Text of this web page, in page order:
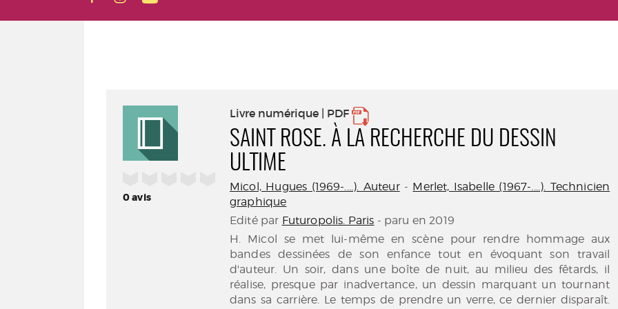
0avis
Livre numérique | PDF
SAINT ROSE. À LA RECHERCHE DU DESSIN
ULTIME
Micol, Hugues (1969-....). Auteur- Merlet, Isabelle (1967-....). Technicien
graphique
Edité par Futuropolis. Paris - paru en 2019
H. Micol se met lui-même en scène pour rendre hommage aux
bandes dessinées de son enfance tout en évoquant son travail
d'auteur. Un soir, dans une boîte de nuit, au milieu des fêtards, il
réalise, presque par inadvertance, un dessin marquant un tournant
dans sa carrière. Le temps de prendre un verre, ce dernier disparaît.